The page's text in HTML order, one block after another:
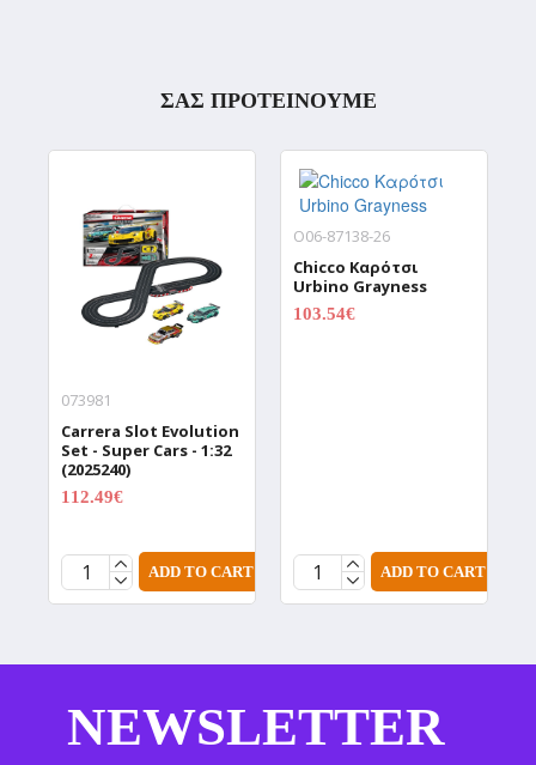
ΣΑΣ ΠΡΟΤΕΙΝΟΥΜΕ
073981
Carrera Slot Evolution
Set - Super Cars - 1:32
(2025240)
112.49€
ADD TO CART
O06-87138-26
Chicco Καρότσι
Urbino Grayness
103.54€
ADD TO CART
NEWSLETTER